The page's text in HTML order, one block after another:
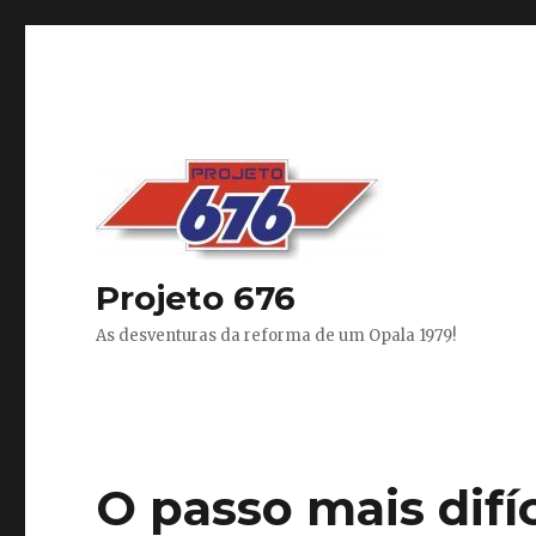
Projeto 676
As desventuras da reforma de um Opala 1979!
O passo mais